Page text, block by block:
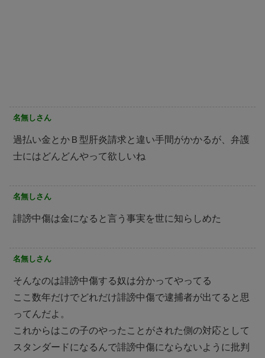
名無しさん
過払い金とかＢ型肝炎請求と違い手間がかかるが、弁護
士にはどんどんやって欲しいね
名無しさん
誹謗中傷は金になると言う事実を世に知らしめた
名無しさん
そんなのは誹謗中傷する奴は分かってやってる
ここ数年だけでどれだけ誹謗中傷で逮捕者が出てると思
ってんだよ。
これからはこの子のやったことがされた側の対応として
スタンダードになるんで誹謗中傷にならないように批判